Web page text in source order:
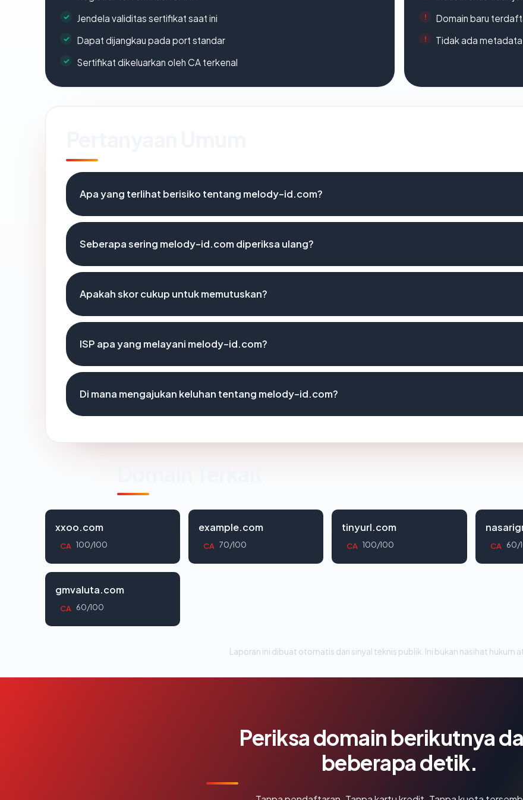
Jendela validitas sertifikat saat ini
Dapat dijangkau pada port standar
Sertifikat dikeluarkan oleh CA terkenal
Domain baru
Tidak ada
Apa yang terlihat berisiko tentang melody-id.com?
Seberapa sering melody-id.com diperiksa ulang?
Apakah skor cukup untuk memutuskan?
ISP apa yang melayani melody-id.com?
Di mana mengajukan keluhan tentang melody-id.com?
xxoo.com
CA 100/100
example.com
CA 70/100
tinyurl.com
CA 100/100 CA 60/
gmvaluta.com
CA 60/100
Laporan ini dibuat otomatis dari sinyal teknis publik. Ini bukan nasihat hukum
Periksa domain berikutnya
beberapa detik.